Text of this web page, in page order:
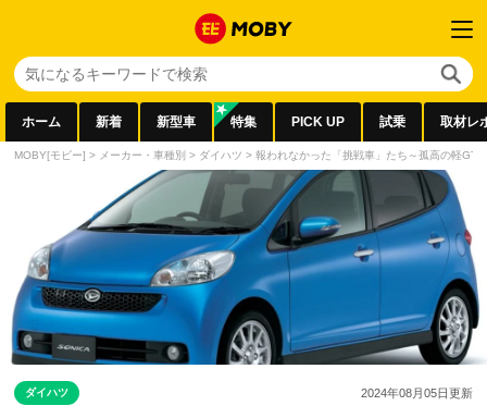
ホーム 新着 新型車 特集 PICK UP 試乗 取材レ
MOBY[モビー] > メーカー・車種別 > ダイハツ > 報われなかった「挑戦車」たち～孤高の軽GT
ダイハツ 2024年08月05日更新